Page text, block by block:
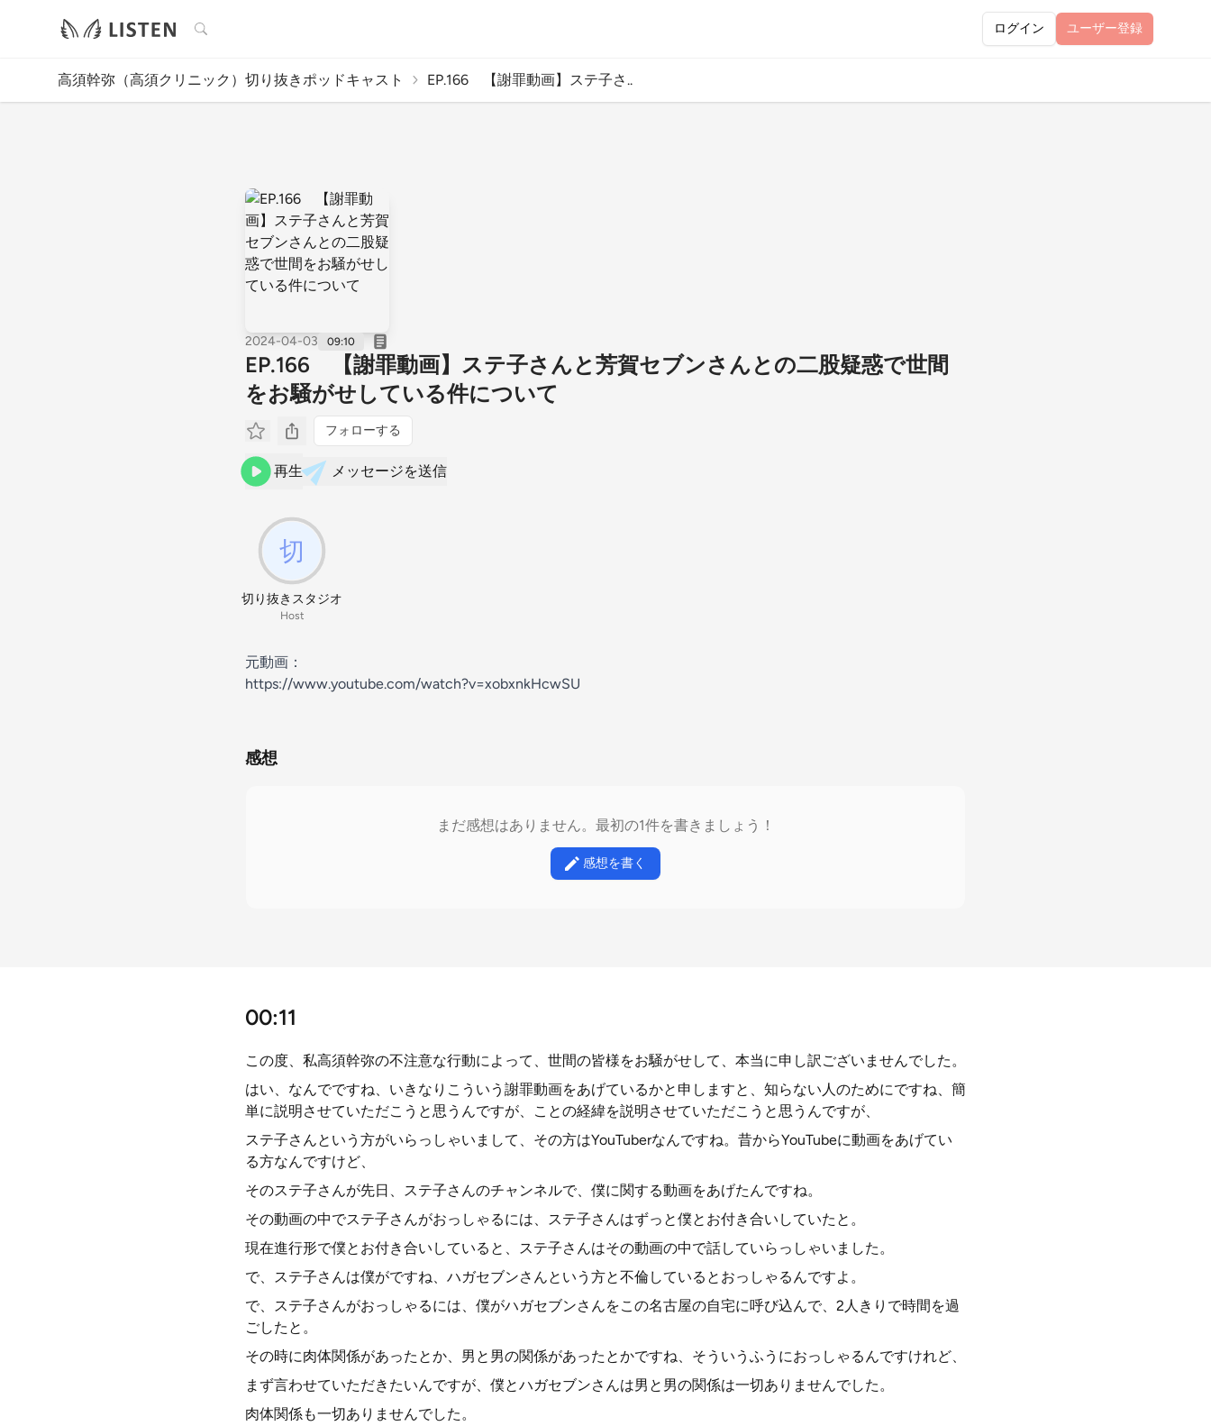
検索 ログイン ユーザー登録
高須幹弥（高須クリニック）切り抜きポッドキャスト EP.166 【謝罪動画】ステ子さ..
2024-04-03 09:10
EP.166 【謝罪動画】ステ子さんと芳賀セブンさんとの二股疑惑で世間
をお騒がせしている件について
フォローする
再生 メッセージを送信
切り抜きスタジオ
Host
元動画：
https://www.youtube.com/watch?v=xobxnkHcwSU
感想
まだ感想はありません。最初の1件を書きましょう！
感想を書く
00:11
この度、私高須幹弥の不注意な行動によって、世間の皆様をお騒がせして、本当に申し訳ございませんでした。
はい、なんでですね、いきなりこういう謝罪動画をあげているかと申しますと、知らない人のためにですね、簡
単に説明させていただこうと思うんですが、ことの経緯を説明させていただこうと思うんですが、
ステ子さんという方がいらっしゃいまして、その方はYouTuberなんですね。昔からYouTubeに動画をあげてい
る方なんですけど、
そのステ子さんが先日、ステ子さんのチャンネルで、僕に関する動画をあげたんですね。
その動画の中でステ子さんがおっしゃるには、ステ子さんはずっと僕とお付き合いしていたと。
現在進行形で僕とお付き合いしていると、ステ子さんはその動画の中で話していらっしゃいました。
で、ステ子さんは僕がですね、ハガセブンさんという方と不倫しているとおっしゃるんですよ。
で、ステ子さんがおっしゃるには、僕がハガセブンさんをこの名古屋の自宅に呼び込んで、2人きりで時間を過
ごしたと。
その時に肉体関係があったとか、男と男の関係があったとかですね、そういうふうにおっしゃるんですけれど、
まず言わせていただきたいんですが、僕とハガセブンさんは男と男の関係は一切ありませんでした。
肉体関係も一切ありませんでした。